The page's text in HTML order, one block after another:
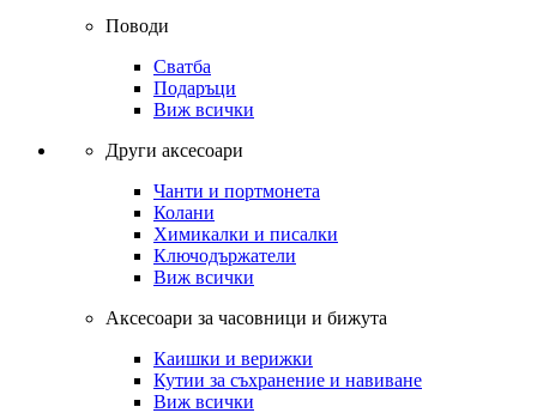
Поводи
Сватба
Подаръци
Виж всички
Други аксесоари
Чанти и портмонета
Колани
Химикалки и писалки
Ключодържатели
Виж всички
Аксесоари за часовници и бижута
Каишки и верижки
Кутии за съхранение и навиване
Виж всички